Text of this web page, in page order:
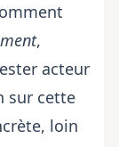
,
acteur
sur cette
loin